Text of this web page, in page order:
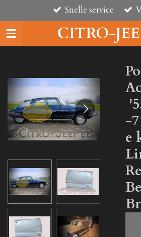
direct
naar
de
CITRO-
Snelle service
-
e